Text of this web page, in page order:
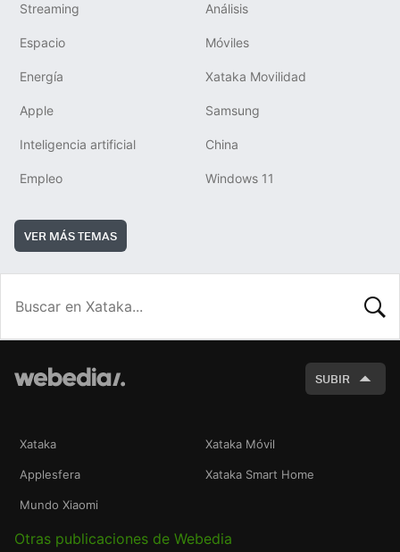
Streaming Análisis
Espacio Móviles
Energía Xataka Movilidad
Apple Samsung
Inteligencia artificial China
Empleo Windows 11
VER MÁS TEMAS
SUBIR
Xataka Xataka Móvil
Applesfera Xataka Smart Home
Mundo Xiaomi
Otras publicaciones de Webedia